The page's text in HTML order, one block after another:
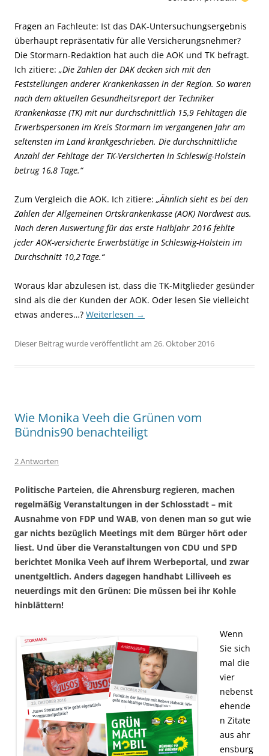
Fragen an Fachleute: Ist das DAK-Untersuchungsergebnis
überhaupt repräsentativ für alle Versicherungsnehmer?
Die Stormarn-Redaktion hat auch die AOK und TK befragt.
Ich zitiere: „Die Zahlen der DAK decken sich mit den
Feststellungen anderer Krankenkassen in der Region. So waren
nach dem aktuellen Gesundheitsreport der Techniker
Krankenkasse (TK) mit nur durchschnittlich 15,9 Fehltagen die
Erwerbspersonen im Kreis Stormarn im vergangenen Jahr am
seltensten im Land krankgeschrieben. Die durchschnittliche
Anzahl der Fehltage der TK-Versicherten in Schleswig-Holstein
betrug 16,8 Tage.“
Zum Vergleich die AOK. Ich zitiere: „Ähnlich sieht es bei den
Zahlen der Allgemeinen Ortskrankenkasse (AOK) Nordwest aus.
Nach deren Auswertung für das erste Halbjahr 2016 fehlte
jeder AOK-versicherte Erwerbstätige in Schleswig-Holstein im
Durchschnitt 10,2 Tage.“
Woraus klar abzulesen ist, dass die TK-Mitglieder gesünder
sind als die der Kunden der AOK. Oder lesen Sie vielleicht
etwas anderes…? Weiterlesen →
Dieser Beitrag wurde veröffentlicht am 26. Oktober 2016
Wie Monika Veeh die Grünen vom
Bündnis90 benachteiligt
2 Antworten
Politische Parteien, die Ahrensburg regieren, machen
regelmäßig Veranstaltungen in der Schlosstadt – mit
Ausnahme von FDP und WAB, von denen man so gut wie
gar nichts bezüglich Meetings mit dem Bürger hört oder
liest. Und über die Veranstaltungen von CDU und SPD
berichtet Monika Veeh auf ihrem Werbeportal, und zwar
unentgeltlich. Anders dagegen handhabt Lilliveeh es
neuerdings mit den Grünen: Die müssen bei ihr Kohle
hinblättern!
Wenn
Sie sich
mal die
vier
nebenst
ehende
n Zitate
aus ahr
ensburg